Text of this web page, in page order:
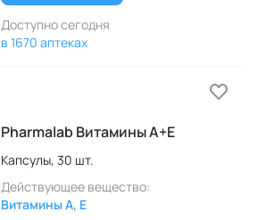
Доступно сегодня
в 1670 аптеках
Pharmalab Витамины A+E
Капсулы, 30 шт.
Действующее вещество:
Витамины A, E